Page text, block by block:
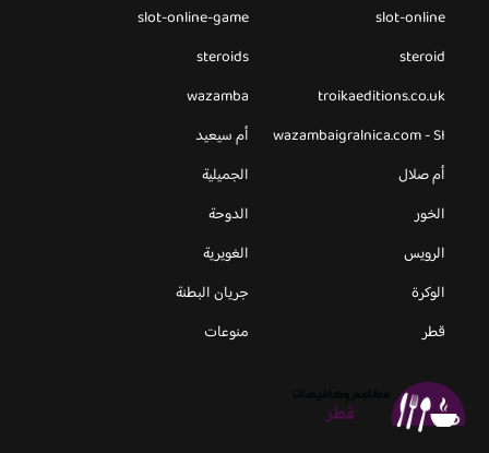
slot-online
slot-online-game
steroid
steroids
troikaeditions.co.uk
wazamba
wazambaigralnica.com - SI
أم سيعيد
أم صلال
الجميلية
الخور
الدوحة
الرويس
الغويرية
الوكرة
جريان البطنة
قطر
منوعات